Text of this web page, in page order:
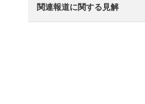
関連報道に関する見解